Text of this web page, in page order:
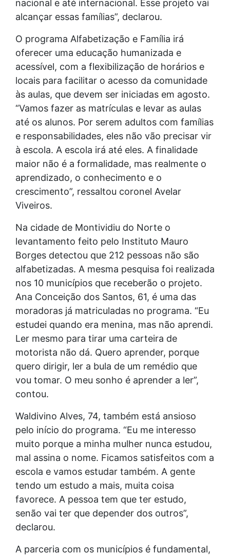
nacional e até internacional. Esse projeto vai
alcançar essas famílias”, declarou.
O programa Alfabetização e Família irá
oferecer uma educação humanizada e
acessível, com a flexibilização de horários e
locais para facilitar o acesso da comunidade
às aulas, que devem ser iniciadas em agosto.
“Vamos fazer as matrículas e levar as aulas
até os alunos. Por serem adultos com famílias
e responsabilidades, eles não vão precisar vir
à escola. A escola irá até eles. A finalidade
maior não é a formalidade, mas realmente o
aprendizado, o conhecimento e o
crescimento”, ressaltou coronel Avelar
Viveiros.
Na cidade de Montividiu do Norte o
levantamento feito pelo Instituto Mauro
Borges detectou que 212 pessoas não são
alfabetizadas. A mesma pesquisa foi realizada
nos 10 municípios que receberão o projeto.
Ana Conceição dos Santos, 61, é uma das
moradoras já matriculadas no programa. “Eu
estudei quando era menina, mas não aprendi.
Ler mesmo para tirar uma carteira de
motorista não dá. Quero aprender, porque
quero dirigir, ler a bula de um remédio que
vou tomar. O meu sonho é aprender a ler”,
contou.
Waldivino Alves, 74, também está ansioso
pelo início do programa. “Eu me interesso
muito porque a minha mulher nunca estudou,
mal assina o nome. Ficamos satisfeitos com a
escola e vamos estudar também. A gente
tendo um estudo a mais, muita coisa
favorece. A pessoa tem que ter estudo,
senão vai ter que depender dos outros”,
declarou.
A parceria com os municípios é fundamental,